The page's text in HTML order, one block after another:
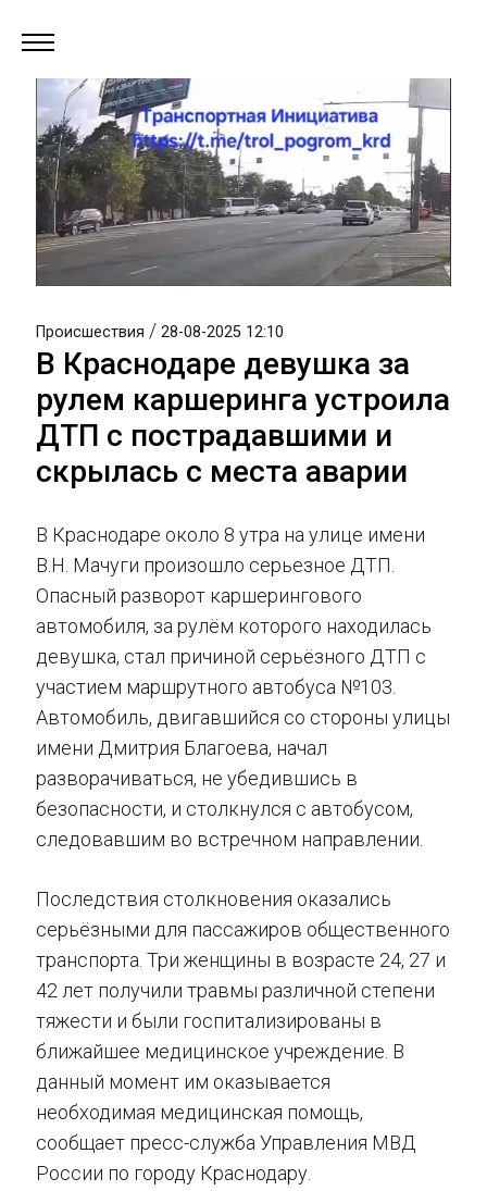
Происшествия / 28-08-2025 12:10
В Краснодаре девушка за
рулем каршеринга устроила
ДТП с пострадавшими и
скрылась с места аварии
В Краснодаре около 8 утра на улице имени
В.Н. Мачуги произошло серьезное ДТП.
Опасный разворот каршерингового
автомобиля, за рулём которого находилась
девушка, стал причиной серьёзного ДТП с
участием маршрутного автобуса №103.
Автомобиль, двигавшийся со стороны улицы
имени Дмитрия Благоева, начал
разворачиваться, не убедившись в
безопасности, и столкнулся с автобусом,
следовавшим во встречном направлении.
Последствия столкновения оказались
серьёзными для пассажиров общественного
транспорта. Три женщины в возрасте 24, 27 и
42 лет получили травмы различной степени
тяжести и были госпитализированы в
ближайшее медицинское учреждение. В
данный момент им оказывается
необходимая медицинская помощь,
сообщает пресс-служба Управления МВД
России по городу Краснодару.